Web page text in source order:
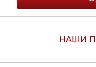
НАШИ